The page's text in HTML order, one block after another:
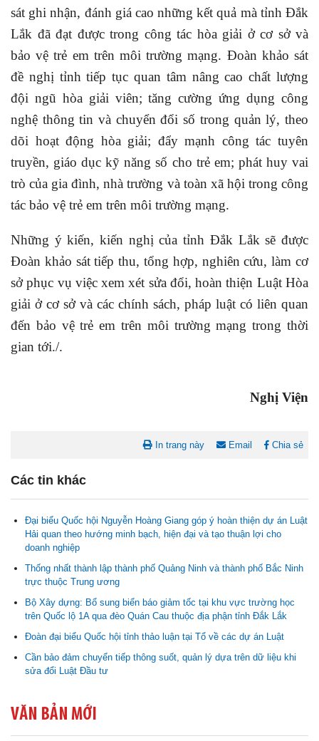
sát ghi nhận, đánh giá cao những kết quả mà tỉnh Đắk
Lắk đã đạt được trong công tác hòa giải ở cơ sở và
bảo vệ trẻ em trên môi trường mạng. Đoàn khảo sát
đề nghị tỉnh tiếp tục quan tâm nâng cao chất lượng
đội ngũ hòa giải viên; tăng cường ứng dụng công
nghệ thông tin và chuyển đổi số trong quản lý, theo
dõi hoạt động hòa giải; đẩy mạnh công tác tuyên
truyền, giáo dục kỹ năng số cho trẻ em; phát huy vai
trò của gia đình, nhà trường và toàn xã hội trong công
tác bảo vệ trẻ em trên môi trường mạng.
Những ý kiến, kiến nghị của tỉnh Đắk Lắk sẽ được
Đoàn khảo sát tiếp thu, tổng hợp, nghiên cứu, làm cơ
sở phục vụ việc xem xét sửa đổi, hoàn thiện Luật Hòa
giải ở cơ sở và các chính sách, pháp luật có liên quan
đến bảo vệ trẻ em trên môi trường mạng trong thời
gian tới./.
Nghị Viện
In trang này Email Chia sẻ
Các tin khác
Đại biểu Quốc hội Nguyễn Hoàng Giang góp ý hoàn thiện dự án Luật
Hải quan theo hướng minh bạch, hiện đại và tạo thuận lợi cho
doanh nghiệp
Thống nhất thành lập thành phố Quảng Ninh và thành phố Bắc Ninh
trực thuộc Trung ương
Bộ Xây dựng: Bổ sung biển báo giảm tốc tại khu vực trường học
trên Quốc lộ 1A qua đèo Quán Cau thuộc địa phận tỉnh Đắk Lắk
Đoàn đại biểu Quốc hội tỉnh thảo luận tại Tổ về các dự án Luật
Cần bảo đảm chuyển tiếp thông suốt, quản lý dựa trên dữ liệu khi
sửa đổi Luật Đầu tư
VĂN BẢN MỚI
Nghị quyết Cho ý kiến về cam kết bố trí nguồn vốn đối ứng ngân
Nghị quyết về việc phân bổ kế hoạch vốn đầu tư phát triển được
phép kéo dài thời gian sang năm 2026 thực hiện và giải...
công năm 2026 nguồn vốn ngân sách địa phương (đợt 2)
Nghị quyết Về chất vấn tại Kỳ họp thứ Hai, Hội đồng nhân dân tỉnh
Đắk Lắk khóa XI, nhiệm kỳ 2026 - 2031